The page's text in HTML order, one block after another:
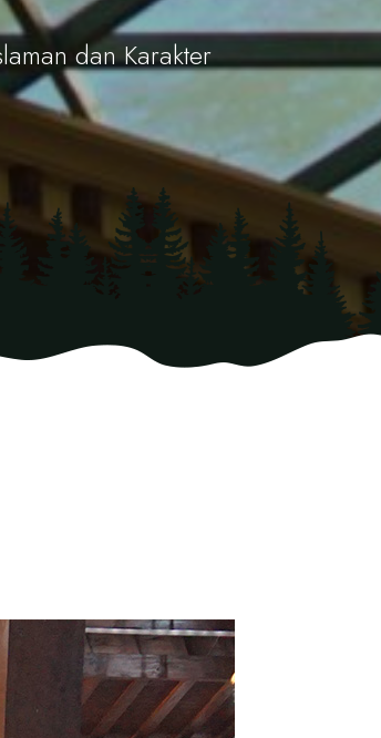
dan Karakter